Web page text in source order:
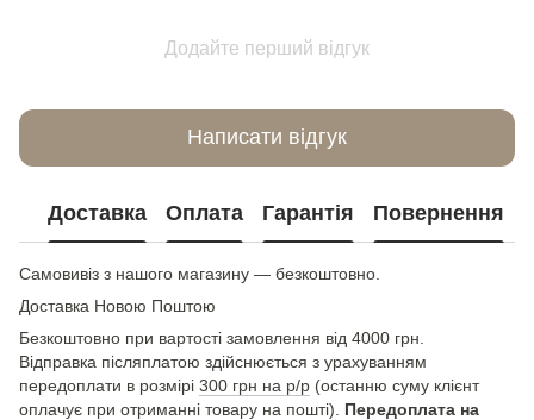
Додайте перший відгук
Написати відгук
Доставка Оплата Гарантія Повернення
Самовивіз з нашого магазину — безкоштовно.
Доставка Новою Поштою
Безкоштовно при вартості замовлення від 4000 грн.
Відправка післяплатою здійснюється з урахуванням
передоплати в розмірі 300 грн на р/р (останню суму клієнт
оплачує при отриманні товару на пошті). Передоплата на